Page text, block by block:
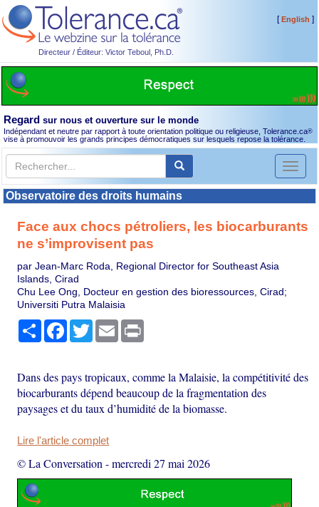
Directeur / Éditeur: Victor Teboul, Ph.D.
[English ]
Regard sur nous et ouverture sur le monde
Indépendant et neutre par rapport à toute orientation politique ou religieuse, Tolerance.ca®
vise à promouvoir les grands principes démocratiques sur lesquels repose la tolérance.
Toggle
Observatoire des droits humains
Face aux chocs pétroliers, les biocarburants
ne s’improvisent pas
par Jean-Marc Roda, Regional Director for Southeast Asia
Islands, Cirad
Chu Lee Ong, Docteur en gestion des bioressources, Cirad;
Universiti Putra Malaisia
PartagerFacebook
TwitterEmail
Dans des pays tropicaux, comme la Malaisie, la compétitivité des
biocarburants dépend beaucoup de la fragmentation des
paysages et du taux d’humidité de la biomasse.
Lire l'article complet
© La Conversation -mercredi 27 mai 2026